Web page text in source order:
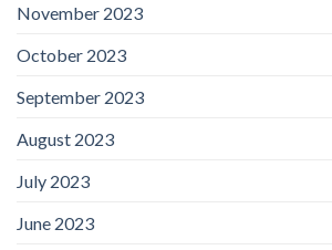
November 2023
October 2023
September 2023
August 2023
July 2023
June 2023